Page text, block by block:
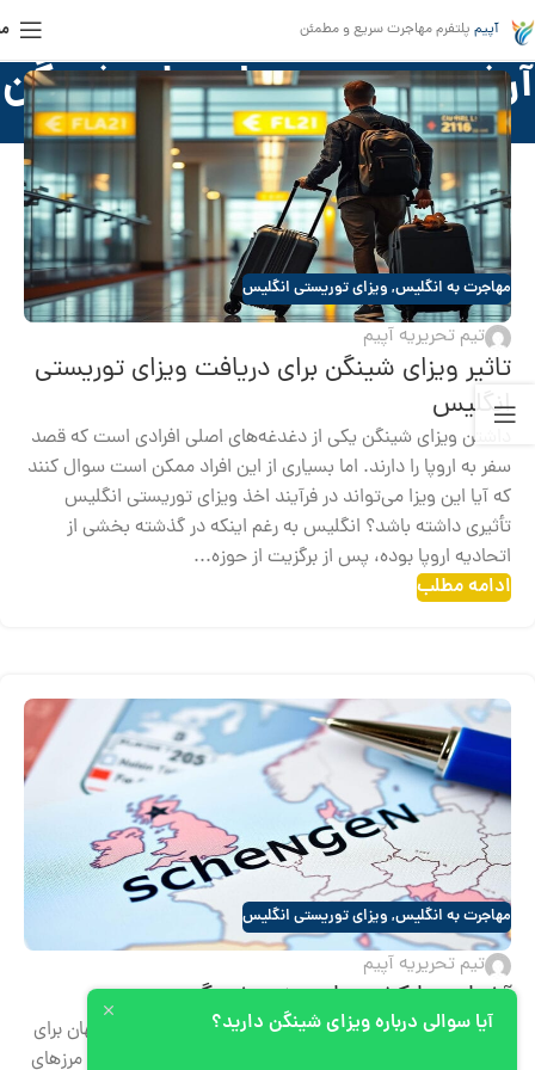
آپیم پلتفرم مهاجرت سریع و مطمئن
آرشیو برچسب ها ویزای شینگن
خانه»ویزای شینگن
مهاجرت به انگلیس, ویزای توریستی انگلیس
تیم تحریریه آپیم
تاثیر ویزای شینگن برای دریافت ویزای توریستی
انگلیس
داشتن ویزای شینگن یکی از دغدغه‌های اصلی افرادی است که قصد
سفر به اروپا را دارند. اما بسیاری از این افراد ممکن است سوال کنند
که آیا این ویزا می‌تواند در فرآیند اخذ ویزای توریستی انگلیس
تأثیری داشته باشد؟ انگلیس به رغم اینکه در گذشته بخشی از
اتحادیه اروپا بوده، پس از برگزیت از حوزه...
ادامه مطلب
مهاجرت به انگلیس, ویزای توریستی انگلیس
تیم تحریریه آپیم
آشنایی با کشورهای عضو شینگن
حوزه شینگن (Schengen Area) یکی از مهم‌ترین مناطق جهان برای
سفر، گردشگری و کار محسوب می‌شود. این منطقه با حذف مرزهای
آیا سوالی درباره ویزای شینگن دارید؟